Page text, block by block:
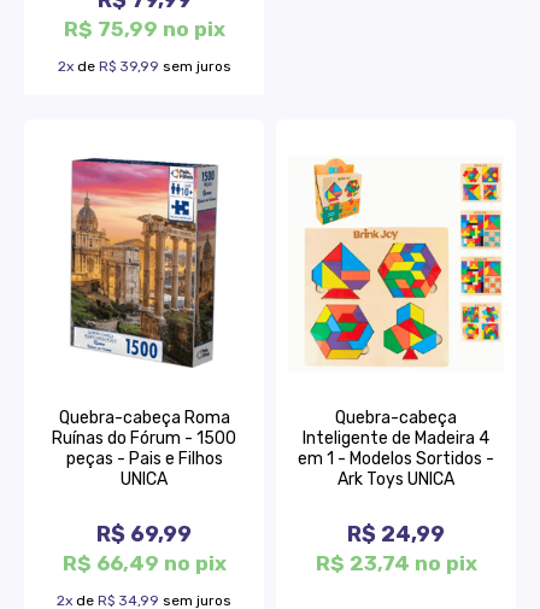
R$ 75,99 no pix
2xde R$ 39,99 sem juros
Quebra-cabeça Roma
Ruínas do Fórum - 1500
peças - Pais e Filhos
UNICA
R$ 69,99
R$ 66,49 no pix
2x de R$ 34,99 sem juros
Quebra-cabeça
Inteligente de Madeira 4
em 1 - Modelos Sortidos -
Ark Toys UNICA
R$ 24,99
R$ 23,74 no pix